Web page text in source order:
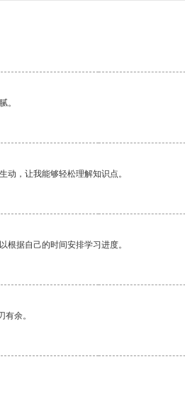
。
动，让我能够轻松理解知识点。
根据自己的时间安排学习进度。
余。